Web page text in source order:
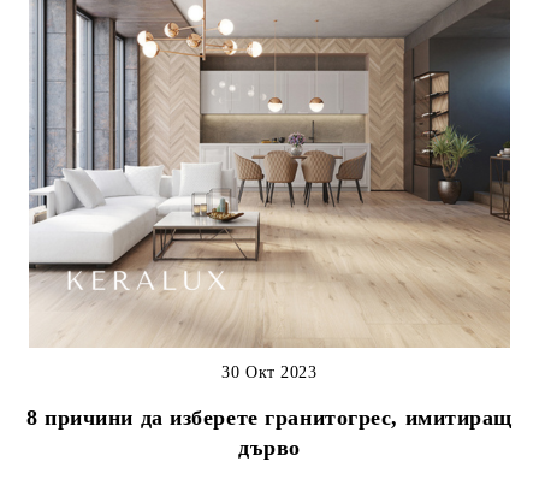
8 причини да изберете гранитогрес, имитиращ
дърво
30 Окт 2023